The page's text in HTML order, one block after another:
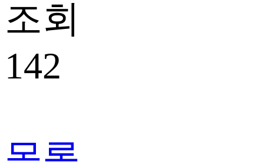
조회
142